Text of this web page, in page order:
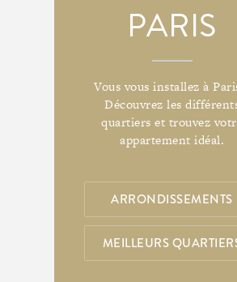
PARIS
Vous vous installez à
Découvrez les
quartiers et trouvez
appartement idéal.
ARRONDISSEMENTS
MEILLEURS